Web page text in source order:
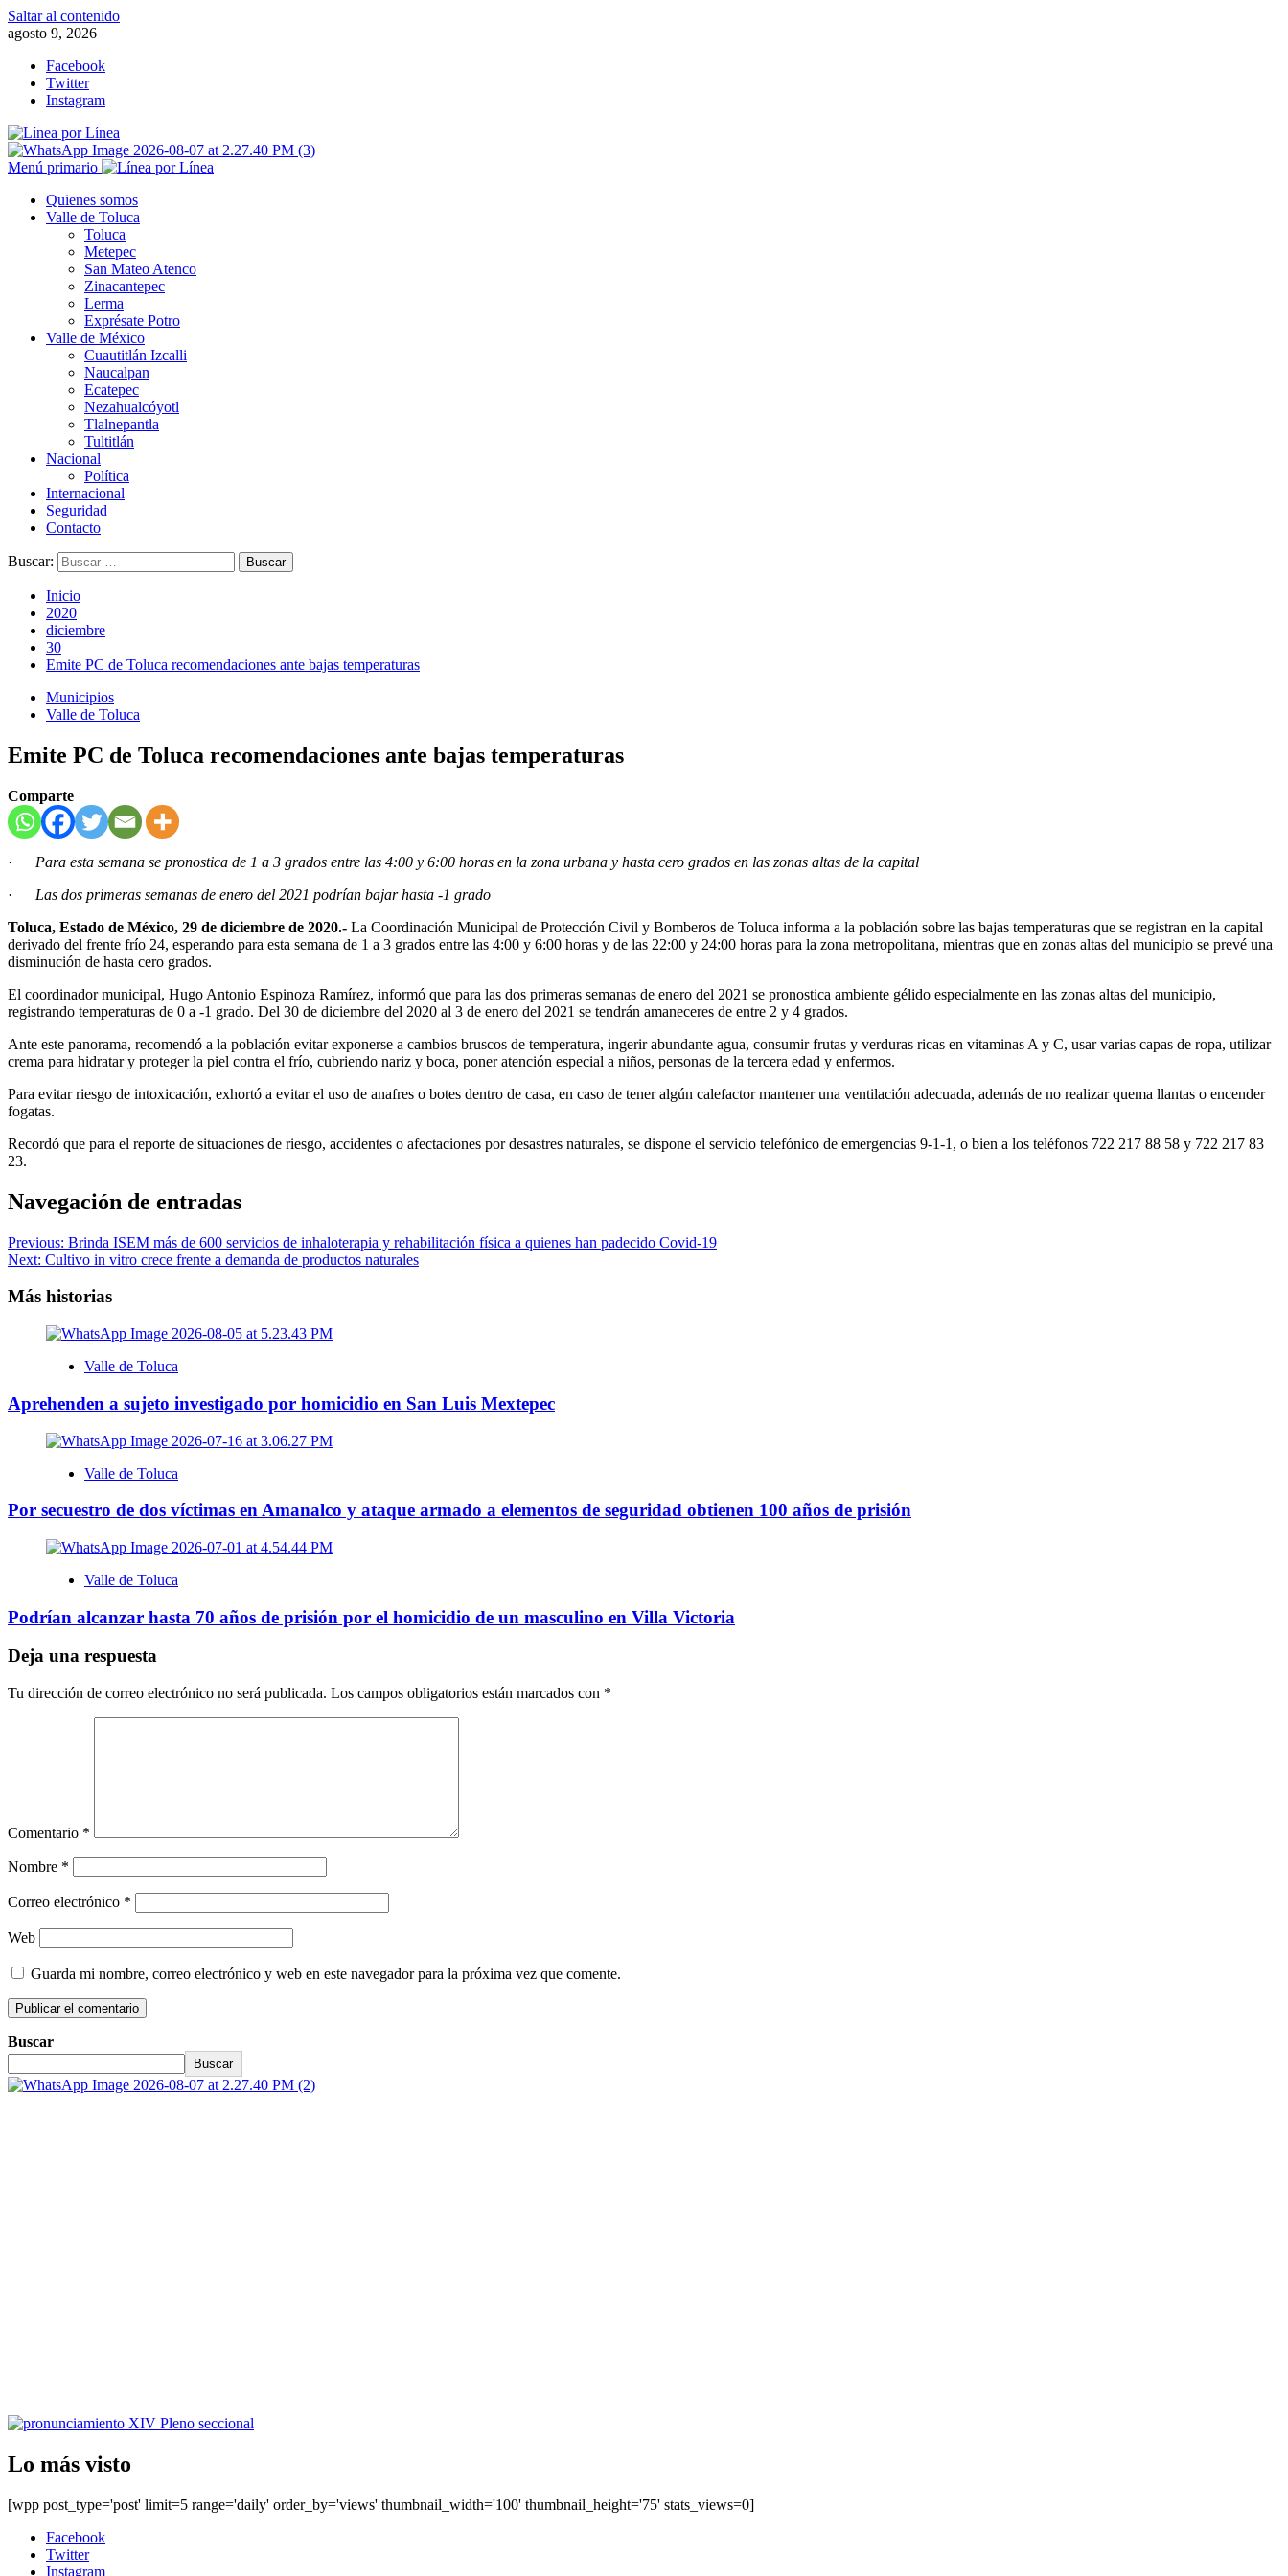
Saltar al contenido
agosto 9, 2026
Facebook
Twitter
Instagram
Menú primario
Quienes somos
Valle de Toluca
Toluca
Metepec
San Mateo Atenco
Zinacantepec
Lerma
Exprésate Potro
Valle de México
Cuautitlán Izcalli
Naucalpan
Ecatepec
Nezahualcóyotl
Tlalnepantla
Tultitlán
Nacional
Política
Internacional
Seguridad
Contacto
Buscar:
Inicio
2020
diciembre
30
Emite PC de Toluca recomendaciones ante bajas temperaturas
Municipios
Valle de Toluca
Emite PC de Toluca recomendaciones ante bajas temperaturas
Comparte
· Para esta semana se pronostica de 1 a 3 grados entre las 4:00 y 6:00 horas en la zona urbana y hasta cero grados en las zonas altas de la capital
· Las dos primeras semanas de enero del 2021 podrían bajar hasta -1 grado
Toluca, Estado de México, 29 de diciembre de 2020.- La Coordinación Municipal de Protección Civil y Bomberos de Toluca informa a la población sobre las bajas temperaturas que se registran en la capital
derivado del frente frío 24, esperando para esta semana de 1 a 3 grados entre las 4:00 y 6:00 horas y de las 22:00 y 24:00 horas para la zona metropolitana, mientras que en zonas altas del municipio se prevé una
disminución de hasta cero grados.
El coordinador municipal, Hugo Antonio Espinoza Ramírez, informó que para las dos primeras semanas de enero del 2021 se pronostica ambiente gélido especialmente en las zonas altas del municipio,
registrando temperaturas de 0 a -1 grado. Del 30 de diciembre del 2020 al 3 de enero del 2021 se tendrán amaneceres de entre 2 y 4 grados.
Ante este panorama, recomendó a la población evitar exponerse a cambios bruscos de temperatura, ingerir abundante agua, consumir frutas y verduras ricas en vitaminas A y C, usar varias capas de ropa, utilizar
crema para hidratar y proteger la piel contra el frío, cubriendo nariz y boca, poner atención especial a niños, personas de la tercera edad y enfermos.
Para evitar riesgo de intoxicación, exhortó a evitar el uso de anafres o botes dentro de casa, en caso de tener algún calefactor mantener una ventilación adecuada, además de no realizar quema llantas o encender
fogatas.
Recordó que para el reporte de situaciones de riesgo, accidentes o afectaciones por desastres naturales, se dispone el servicio telefónico de emergencias 9-1-1, o bien a los teléfonos 722 217 88 58 y 722 217 83
23.
Navegación de entradas
Previous: Brinda ISEM más de 600 servicios de inhaloterapia y rehabilitación física a quienes han padecido Covid-19
Next: Cultivo in vitro crece frente a demanda de productos naturales
Más historias
Valle de Toluca
Aprehenden a sujeto investigado por homicidio en San Luis Mextepec
Valle de Toluca
Por secuestro de dos víctimas en Amanalco y ataque armado a elementos de seguridad obtienen 100 años de prisión
Valle de Toluca
Podrían alcanzar hasta 70 años de prisión por el homicidio de un masculino en Villa Victoria
Deja una respuesta
Tu dirección de correo electrónico no será publicada. Los campos obligatorios están marcados con *
Comentario *
Nombre *
Correo electrónico *
Web
Guarda mi nombre, correo electrónico y web en este navegador para la próxima vez que comente.
Buscar
Buscar
Lo más visto
[wpp post_type='post' limit=5 range='daily' order_by='views' thumbnail_width='100' thumbnail_height='75' stats_views=0]
Facebook
Twitter
Instagram